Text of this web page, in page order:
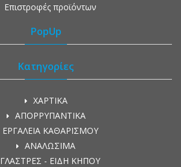
Επιστροφές προϊόντων
PopUp
Κατηγορίες
ΧΑΡΤΙΚΑ
ΑΠΟΡΡΥΠΑΝΤΙΚΑ
ΕΡΓΑΛΕΙΑ ΚΑΘΑΡΙΣΜΟΥ
ΑΝΑΛΩΣΙΜΑ
ΓΛΑΣΤΡΕΣ - ΕΙΔΗ ΚΗΠΟΥ